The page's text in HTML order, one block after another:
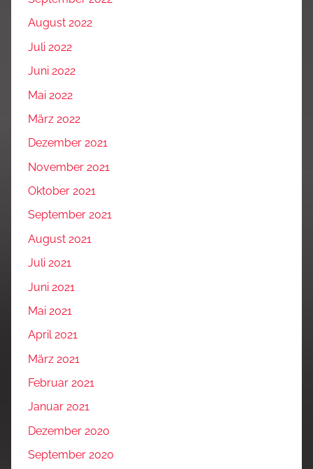
August 2022
Juli 2022
Juni 2022
Mai 2022
März 2022
Dezember 2021
November 2021
Oktober 2021
September 2021
August 2021
Juli 2021
Juni 2021
Mai 2021
April 2021
März 2021
Februar 2021
Januar 2021
Dezember 2020
September 2020